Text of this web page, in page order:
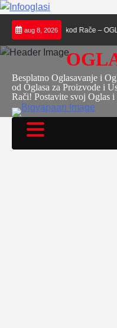
Skip
content
aug 8, 2026
muškarac kod Rače – OGLASI
Besplatno Oglasavanje i
od Oglasa za Proizvode i
Rači! Postavite svoj Oglas